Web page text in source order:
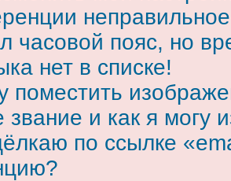
часовой пояс, но
нет в списке!
поместить
звание и как я могу
по ссылке